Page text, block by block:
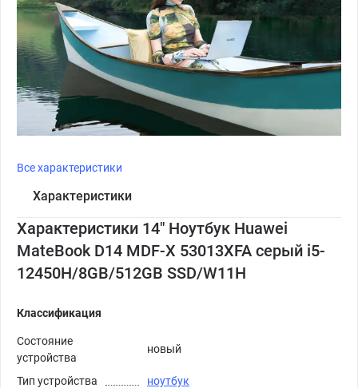
Все характеристики
Характеристики
Характеристики 14" Ноутбук Huawei
MateBook D14 MDF-X 53013XFA серый i5-
12450H/8GB/512GB SSD/W11H
Классификация
Состояние
устройства
новый
Тип устройства
ноутбук